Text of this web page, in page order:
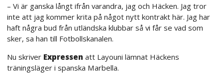
– Vi är ganska långt ifrån varandra, jag och Häcken. Jag tror
inte att jag kommer krita på något nytt kontrakt här. Jag har
haft några bud från utländska klubbar så vi får se vad som
sker, sa han till Fotbollskanalen.
Nu skriver Expressen att Layouni lämnat Häckens
träningsläger i spanska Marbella.